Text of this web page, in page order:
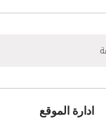
ادارة الموقع